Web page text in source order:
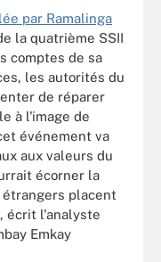
par Ramalinga
la quatrième SSII
comptes de sa
les autorités du
de réparer
à l'image de
événement va
aux valeurs du
écorner la
placent
écrit l'analyste
Emkay